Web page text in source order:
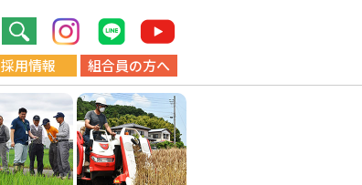
採用情報 組合員の方へ